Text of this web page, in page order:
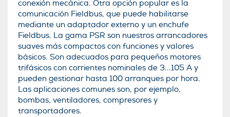
conexión mecánica. Otra opción popular es la
comunicación Fieldbus, que puede habilitarse
mediante un adaptador externo y un enchufe
Fieldbus. La gama PSR son nuestros arrancadores
suaves más compactos con funciones y valores
básicos. Son adecuados para pequeños motores
trifásicos con corrientes nominales de 3...105 A y
pueden gestionar hasta 100 arranques por hora.
Las aplicaciones comunes son, por ejemplo,
bombas, ventiladores, compresores y
transportadores.